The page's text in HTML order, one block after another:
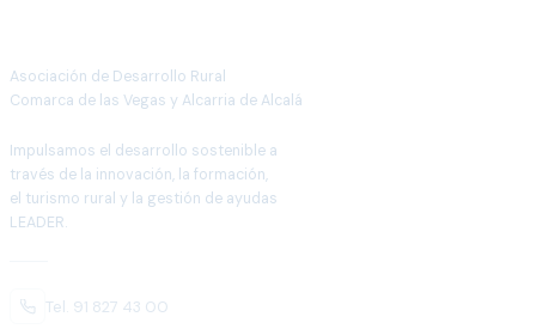
Asociación de Desarrollo Rural
Comarca de las Vegas y Alcarria de Alcalá
Impulsamos el desarrollo sostenible a
través de la innovación, la formación,
el turismo rural y la gestión de ayudas
LEADER.
Tel. 91 827 43 00